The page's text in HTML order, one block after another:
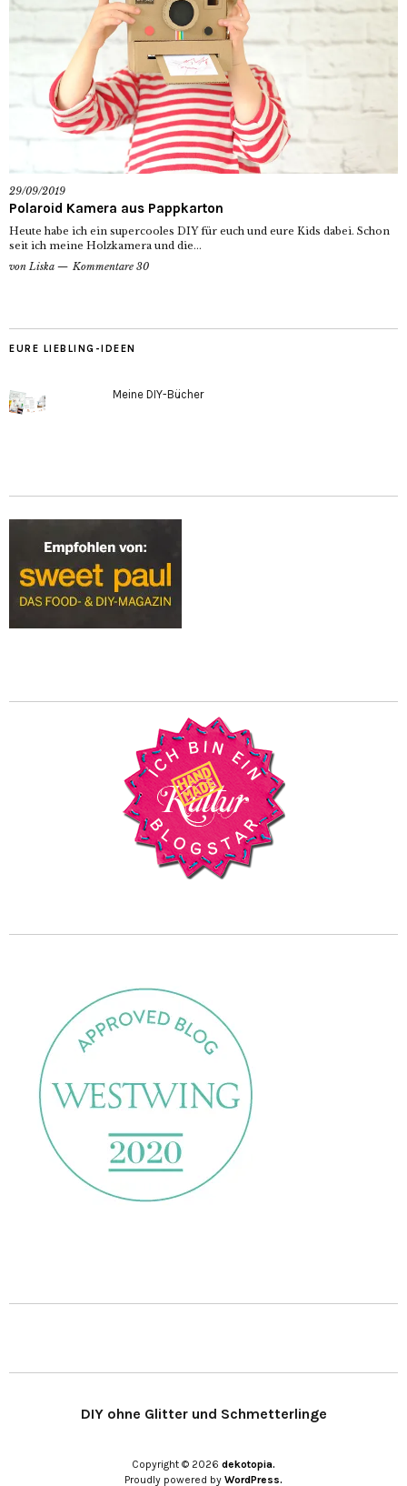
29/09/2019
Polaroid Kamera aus Pappkarton
Heute habe ich ein supercooles DIY für euch und eure Kids dabei. Schon
seit ich meine Holzkamera und die...
von Liska Kommentare 30
EURE LIEBLING-IDEEN
Meine DIY-Bücher
DIY ohne Glitter und Schmetterlinge
Copyright © 2026 dekotopia.
Proudly powered by WordPress.